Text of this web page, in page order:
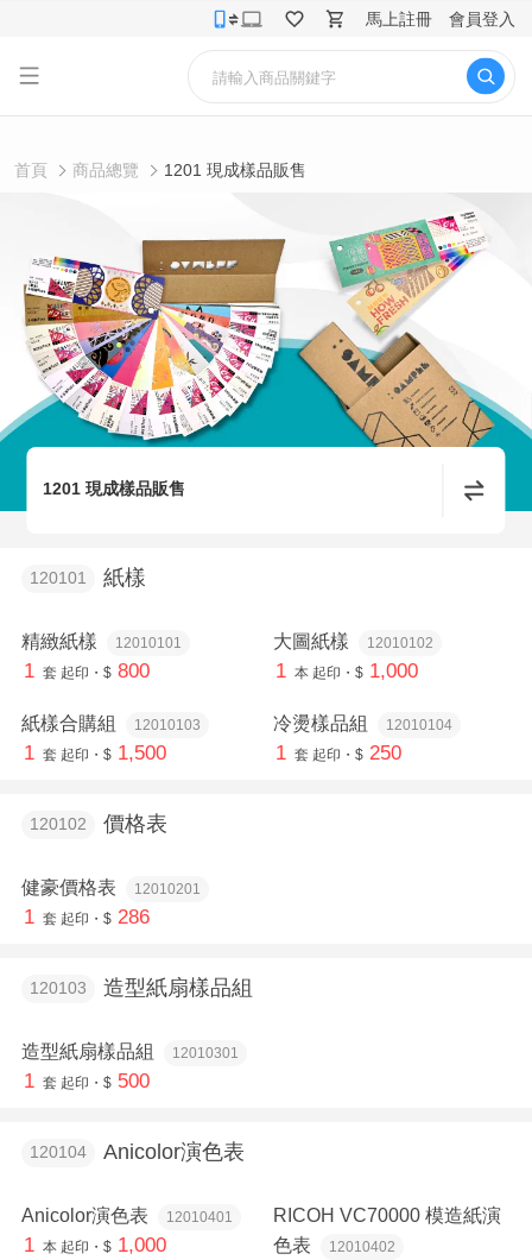
馬上註冊 會員登入
首頁 商品總覽 1201 現成樣品販售
1201 現成樣品販售
120101 紙樣
精緻紙樣 12010101
1 套 起印・$ 800
大圖紙樣 12010102
1 本 起印・$ 1,000
紙樣合購組 12010103
1 套 起印・$ 1,500
冷燙樣品組 12010104
1 套 起印・$ 250
120102 價格表
健豪價格表 12010201
1 套 起印・$ 286
120103 造型紙扇樣品組
造型紙扇樣品組 12010301
1 套 起印・$ 500
120104 Anicolor演色表
Anicolor演色表 12010401
1 本 起印・$ 1,000
RICOH VC70000 模造紙演
色表
12010402